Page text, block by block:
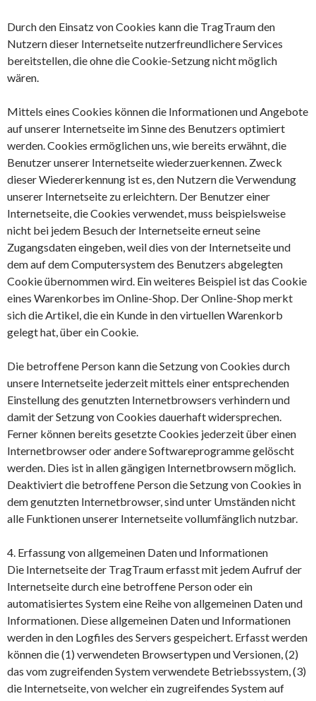
Durch den Einsatz von Cookies kann die TragTraum den
Nutzern dieser Internetseite nutzerfreundlichere Services
bereitstellen, die ohne die Cookie-Setzung nicht möglich
wären.
Mittels eines Cookies können die Informationen und Angebote
auf unserer Internetseite im Sinne des Benutzers optimiert
werden. Cookies ermöglichen uns, wie bereits erwähnt, die
Benutzer unserer Internetseite wiederzuerkennen. Zweck
dieser Wiedererkennung ist es, den Nutzern die Verwendung
unserer Internetseite zu erleichtern. Der Benutzer einer
Internetseite, die Cookies verwendet, muss beispielsweise
nicht bei jedem Besuch der Internetseite erneut seine
Zugangsdaten eingeben, weil dies von der Internetseite und
dem auf dem Computersystem des Benutzers abgelegten
Cookie übernommen wird. Ein weiteres Beispiel ist das Cookie
eines Warenkorbes im Online-Shop. Der Online-Shop merkt
sich die Artikel, die ein Kunde in den virtuellen Warenkorb
gelegt hat, über ein Cookie.
Die betroffene Person kann die Setzung von Cookies durch
unsere Internetseite jederzeit mittels einer entsprechenden
Einstellung des genutzten Internetbrowsers verhindern und
damit der Setzung von Cookies dauerhaft widersprechen.
Ferner können bereits gesetzte Cookies jederzeit über einen
Internetbrowser oder andere Softwareprogramme gelöscht
werden. Dies ist in allen gängigen Internetbrowsern möglich.
Deaktiviert die betroffene Person die Setzung von Cookies in
dem genutzten Internetbrowser, sind unter Umständen nicht
alle Funktionen unserer Internetseite vollumfänglich nutzbar.
4. Erfassung von allgemeinen Daten und Informationen
Die Internetseite der TragTraum erfasst mit jedem Aufruf der
Internetseite durch eine betroffene Person oder ein
automatisiertes System eine Reihe von allgemeinen Daten und
Informationen. Diese allgemeinen Daten und Informationen
werden in den Logfiles des Servers gespeichert. Erfasst werden
können die (1) verwendeten Browsertypen und Versionen, (2)
das vom zugreifenden System verwendete Betriebssystem, (3)
die Internetseite, von welcher ein zugreifendes System auf